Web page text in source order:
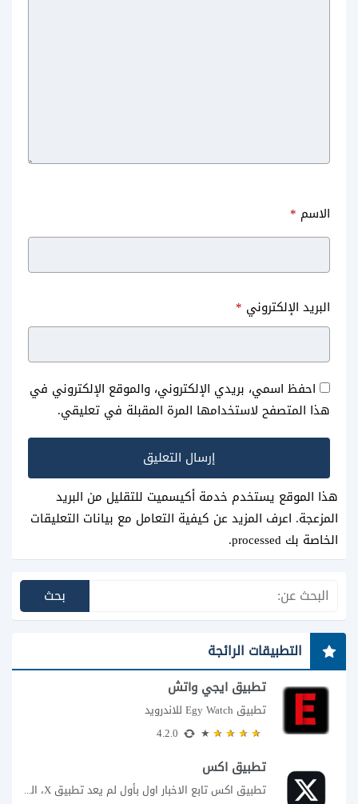
الاسم *
البريد الإلكتروني *
احفظ اسمي، بريدي الإلكتروني، والموقع الإلكتروني في
هذا المتصفح لاستخدامها المرة المقبلة في تعليقي.
هذا الموقع يستخدم خدمة أكيسميت للتقليل من البريد
المزعجة. اعرف المزيد عن كيفية التعامل مع بيانات التعليقات
الخاصة بك processed
.
التطبيقات الرائجة
تطبيق ايجي واتش
تطبيق Egy Watch للاندرويد
تطبيق اكس
تطبيق اكس تابع الاخبار اول بأول لم يعد تطبيق X، المعروف سابقا باسم تويتر،...